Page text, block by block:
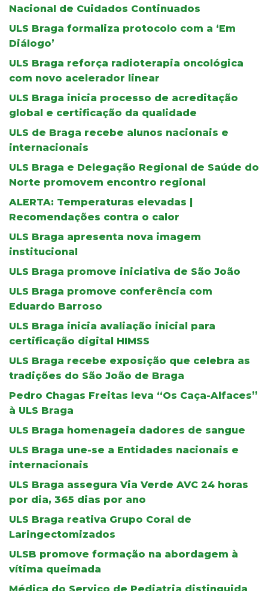
Nacional de Cuidados Continuados
ULS Braga formaliza protocolo com a ‘Em
Diálogo’
ULS Braga reforça radioterapia oncológica
com novo acelerador linear
ULS Braga inicia processo de acreditação
global e certificação da qualidade
ULS de Braga recebe alunos nacionais e
internacionais
ULS Braga e Delegação Regional de Saúde do
Norte promovem encontro regional
ALERTA: Temperaturas elevadas |
Recomendações contra o calor
ULS Braga apresenta nova imagem
institucional
ULS Braga promove iniciativa de São João
ULS Braga promove conferência com
Eduardo Barroso
ULS Braga inicia avaliação inicial para
certificação digital HIMSS
ULS Braga recebe exposição que celebra as
tradições do São João de Braga
Pedro Chagas Freitas leva “Os Caça-Alfaces”
à ULS Braga
ULS Braga homenageia dadores de sangue
ULS Braga une-se a Entidades nacionais e
internacionais
ULS Braga assegura Via Verde AVC 24 horas
por dia, 365 dias por ano
ULS Braga reativa Grupo Coral de
Laringectomizados
ULSB promove formação na abordagem à
vítima queimada
Médica do Serviço de Pediatria distinguida